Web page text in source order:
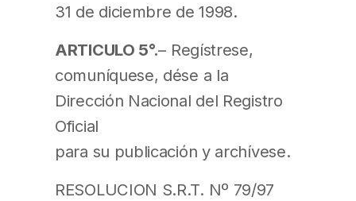
31 de diciembre de 1998.
ARTICULO 5°.– Regístrese,
comuníquese, dése a la
Dirección Nacional del Registro
Oficial
para su publicación y archívese.
RESOLUCION S.R.T. Nº 79/97